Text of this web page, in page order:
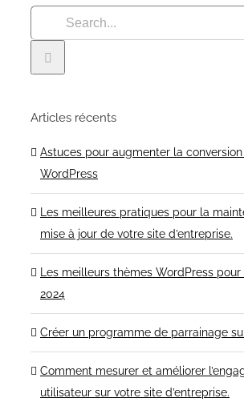
Articles récents
Astuces pour augmenter la
WordPress
Les meilleures pratiques pour la
mise à jour de votre site d’entreprise.
Les meilleurs thèmes WordPress
2024
Créer un programme de parrainage
Comment mesurer et améliorer
utilisateur sur votre site d’entreprise.